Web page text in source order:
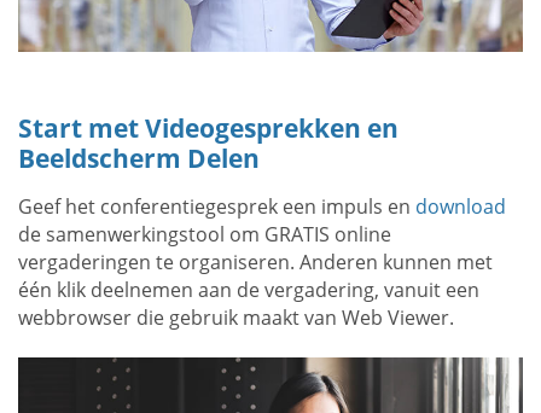
Start met Videogesprekken en
Beeldscherm Delen
Geef het conferentiegesprek een impuls en download
de samenwerkingstool om GRATIS online
vergaderingen te organiseren. Anderen kunnen met
één klik deelnemen aan de vergadering, vanuit een
webbrowser die gebruik maakt van Web Viewer.